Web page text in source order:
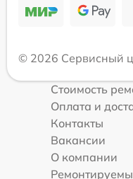
© 2026 Сервисный
Стоимость
Оплата и
Контакты
Вакансии
О компании